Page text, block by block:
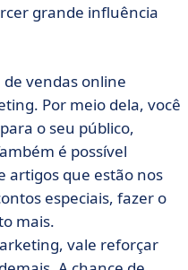
grande influência
vendas online
Por meio dela, você
o seu público,
é possível
artigos que estão nos
especiais, fazer o
mais.
vale reforçar